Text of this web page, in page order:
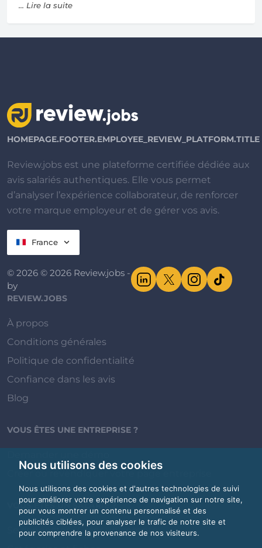
Nous utilisons des cookies
Nous utilisons des cookies et d'autres technologies de suivi
pour améliorer votre expérience de navigation sur notre site,
pour vous montrer un contenu personnalisé et des
publicités ciblées, pour analyser le trafic de notre site et
pour comprendre la provenance de nos visiteurs.
... Lire la suite
HOMEPAGE.FOOTER.EMPLOYEE_REVIEW_PLATFORM.TITLE
Review.jobs est une plateforme certifiée dédiée aux
avis salariés authentiques. Elle vous permet
d’analyser l’expérience collaborateur, de renforcer
votre marque employeur et de gérer vos avis.
France
© 2026 © 2026 Review.jobs -
by
REVIEW.JOBS
À propos
Conditions générales
Politique de confidentialité
Confiance dans les avis
Blog
VOUS ÊTES UNE ENTREPRISE ?
Créer ou revendiquer votre page entreprise
VOUS ÊTES UN SALARIÉ ?
Se connecter / Créer un compte